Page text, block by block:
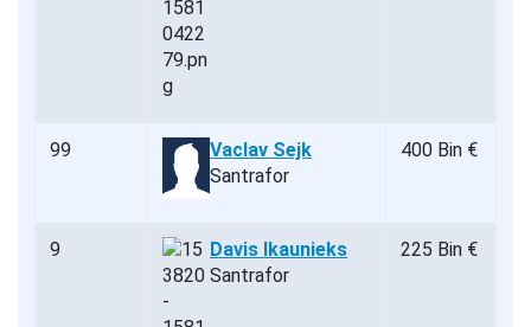
99
Vaclav Sejk
Santrafor
400 Bin €
9
Davis Ikaunieks
Santrafor
225 Bin €